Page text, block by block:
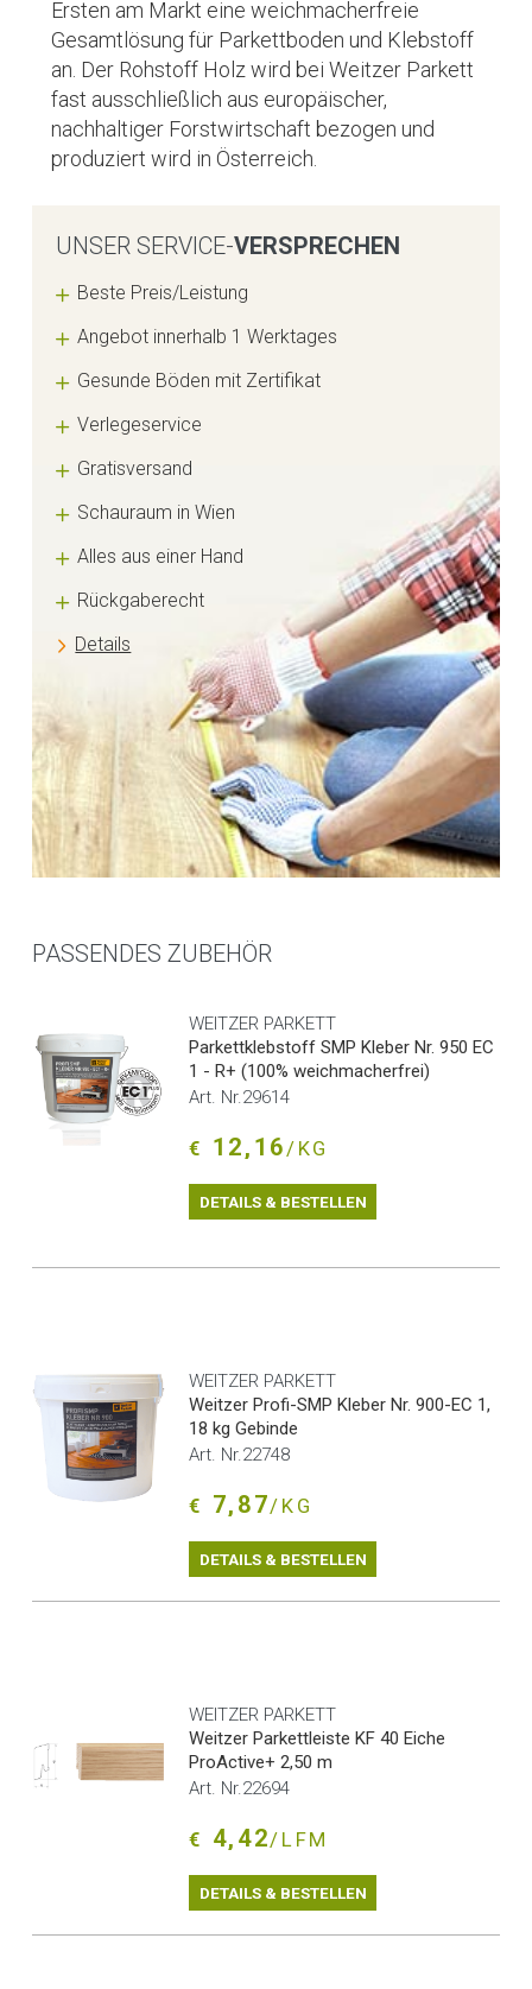
Ersten am Markt eine weichmacherfreie
Gesamtlösung für Parkettboden und Klebstoff
an. Der Rohstoff Holz wird bei Weitzer Parkett
fast ausschließlich aus europäischer,
nachhaltiger Forstwirtschaft bezogen und
produziert wird in Österreich.
UNSER SERVICE-VERSPRECHEN
Beste Preis/Leistung
Angebot innerhalb 1 Werktages
Gesunde Böden mit Zertifikat
Verlegeservice
Gratisversand
Schauraum in Wien
Alles aus einer Hand
Rückgaberecht
Details
PASSENDES ZUBEHÖR
WEITZER PARKETT
Parkettklebstoff SMP Kleber Nr. 950 EC
1 - R+ (100% weichmacherfrei)
Art. Nr.29614
€ 12,16/KG
DETAILS & BESTELLEN
WEITZER PARKETT
Weitzer Profi-SMP Kleber Nr. 900-EC 1,
18 kg Gebinde
Art. Nr.22748
€ 7,87/KG
DETAILS & BESTELLEN
WEITZER PARKETT
Weitzer Parkettleiste KF 40 Eiche
ProActive+ 2,50 m
Art. Nr.22694
€ 4,42/LFM
DETAILS & BESTELLEN